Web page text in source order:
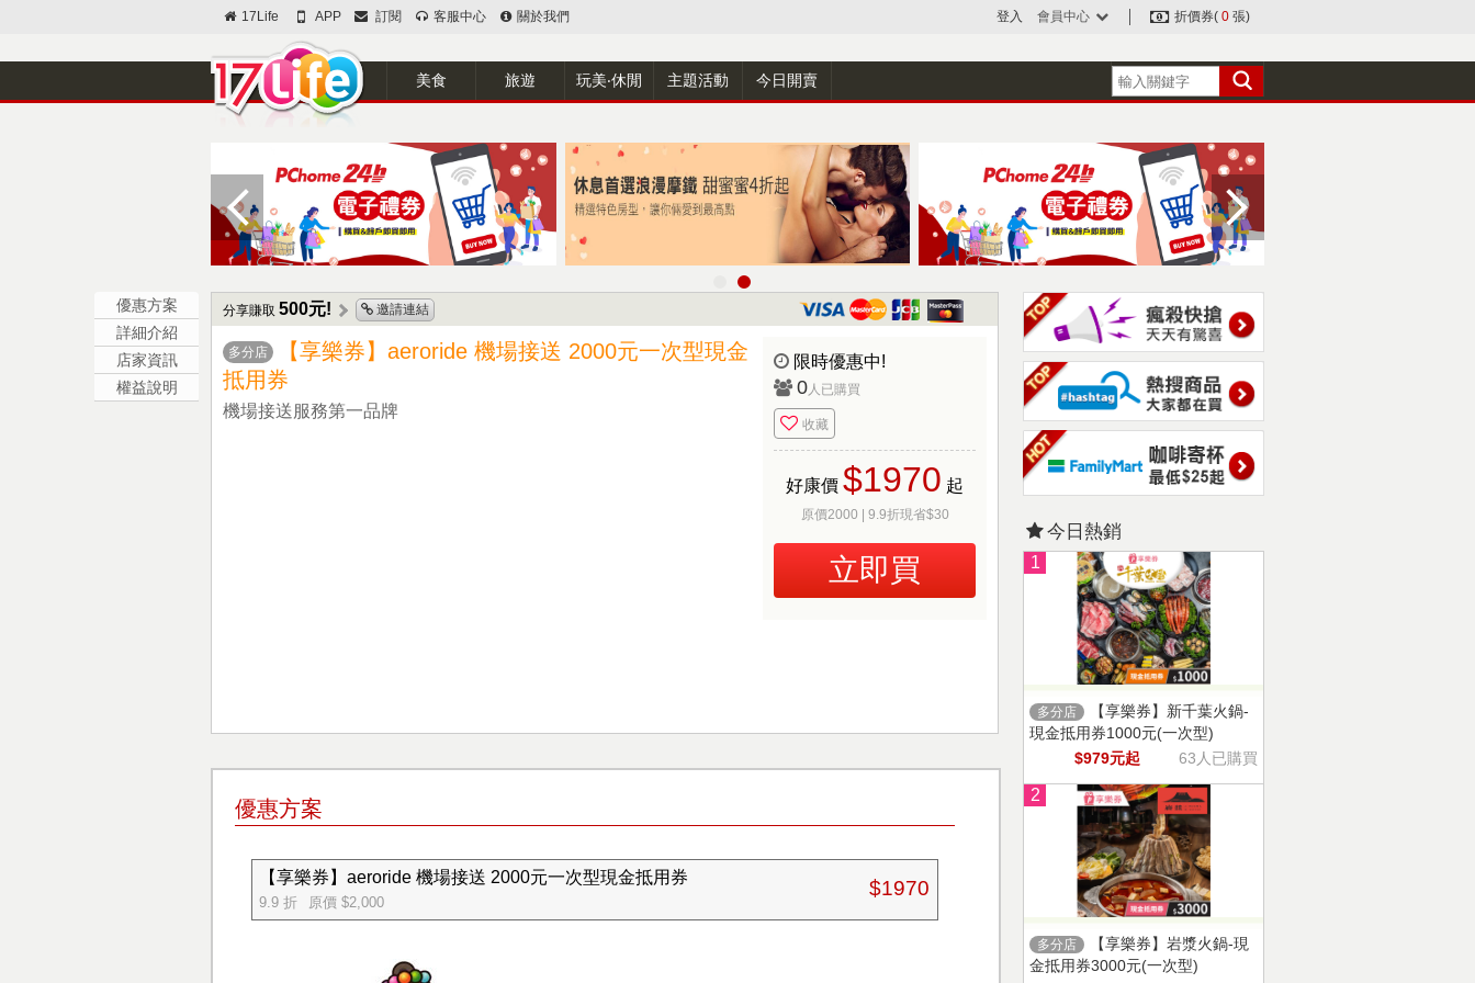
17Life APP 訂閱 客服中心 關於我們 登入 會員中心 折價券( 0 張)
美食 旅遊 玩美‧休閒 主題活動 今日開賣
優惠方案
詳細介紹
店家資訊
權益說明
分享賺取 500元! 邀請連結
多分店
【享樂券】aeroride 機場接送 2000元一次型現金
抵用券
機場接送服務第一品牌
限時優惠中!
0人已購買
收藏
好康價 $1970 起
原價2000 | 9.9折現省$30
立即買
優惠方案
【享樂券】aeroride 機場接送 2000元一次型現金抵用券
9.9 折 原價 $2,000
$1970
今日熱銷
1
多分店
【享樂券】新千葉火鍋-
現金抵用券1000元(一次型)
$979元起
63人已購買
2
多分店
【享樂券】岩漿火鍋-現
金抵用券3000元(一次型)